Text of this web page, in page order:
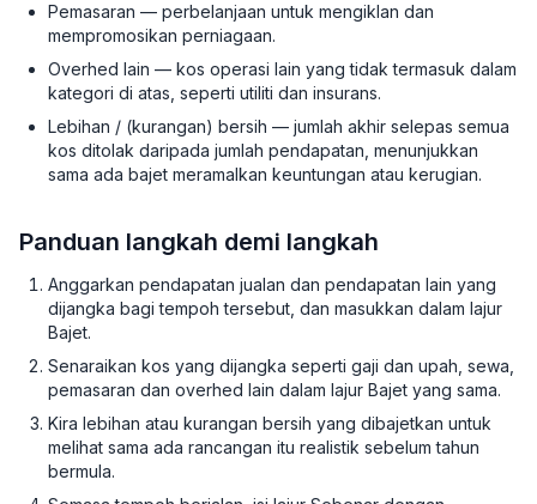
Pemasaran — perbelanjaan untuk mengiklan dan
mempromosikan perniagaan.
Overhed lain — kos operasi lain yang tidak termasuk dalam
kategori di atas, seperti utiliti dan insurans.
Lebihan / (kurangan) bersih — jumlah akhir selepas semua
kos ditolak daripada jumlah pendapatan, menunjukkan
sama ada bajet meramalkan keuntungan atau kerugian.
Panduan langkah demi langkah
Anggarkan pendapatan jualan dan pendapatan lain yang
dijangka bagi tempoh tersebut, dan masukkan dalam lajur
Bajet.
Senaraikan kos yang dijangka seperti gaji dan upah, sewa,
pemasaran dan overhed lain dalam lajur Bajet yang sama.
Kira lebihan atau kurangan bersih yang dibajetkan untuk
melihat sama ada rancangan itu realistik sebelum tahun
bermula.